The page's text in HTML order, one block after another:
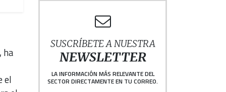
ha
el
SUSCRÍBETE A NUESTRA
NEWSLETTER
LA INFORMACIÓN MÁS RELEVANTE DEL
SECTOR DIRECTAMENTE EN TU CORREO.